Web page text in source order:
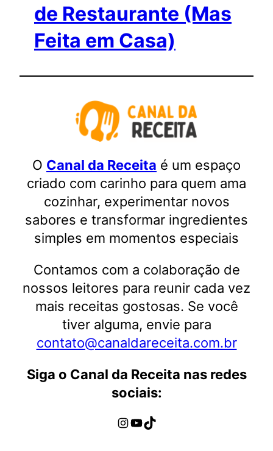
de Restaurante (Mas
Feita em Casa)
O Canal da Receita é um espaço
criado com carinho para quem ama
cozinhar, experimentar novos
sabores e transformar ingredientes
simples em momentos especiais
Contamos com a colaboração de
nossos leitores para reunir cada vez
mais receitas gostosas. Se você
tiver alguma, envie para
contato@canaldareceita.com.br
Siga o Canal da Receita nas redes
sociais:
Instagram
Youtube
TikTok